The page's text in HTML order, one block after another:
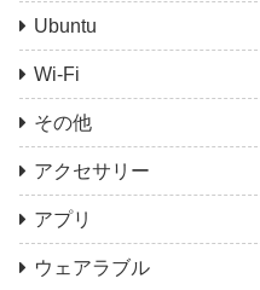
Ubuntu
Wi-Fi
その他
アクセサリー
アプリ
ウェアラブル